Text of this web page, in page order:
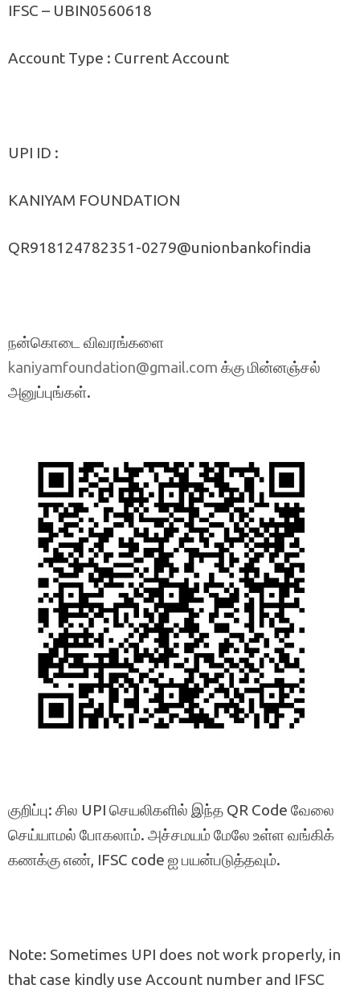
IFSC – UBIN0560618
Account Type : Current Account
UPI ID :
KANIYAM FOUNDATION
QR918124782351-0279@unionbankofindia
நன்கொடை விவரங்களை
kaniyamfoundation@gmail.com க்கு மின்னஞ்சல்
அனுப்புங்கள்.
குறிப்பு: சில UPI செயலிகளில் இந்த QR Code வேலை
செய்யாமல் போகலாம். அச்சமயம் மேலே உள்ள வங்கிக்
கணக்கு எண், IFSC code ஐ பயன்படுத்தவும்.
Note: Sometimes UPI does not work properly, in
that case kindly use Account number and IFSC